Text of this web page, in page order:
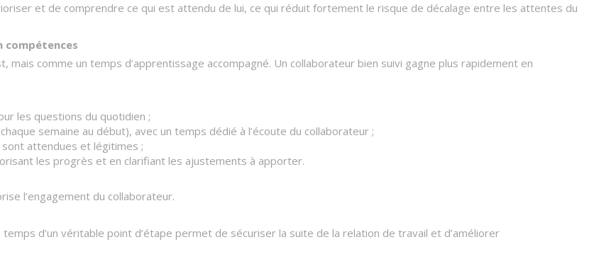
et de comprendre ce qui est attendu de lui, ce qui réduit fortement le risque de décalage entre les attentes du
compétences
mais comme un temps d’apprentissage accompagné. Un collaborateur bien suivi gagne plus rapidement en
les questions du quotidien ;
semaine au début), avec un temps dédié à l’écoute du collaborateur ;
attendues et légitimes ;
les progrès et en clarifiant les ajustements à apporter.​
l’engagement du collaborateur.
d’un véritable point d’étape permet de sécuriser la suite de la relation de travail et d’améliorer